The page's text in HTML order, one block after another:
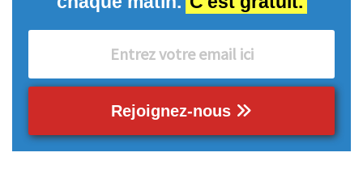
Rejoignez-nous